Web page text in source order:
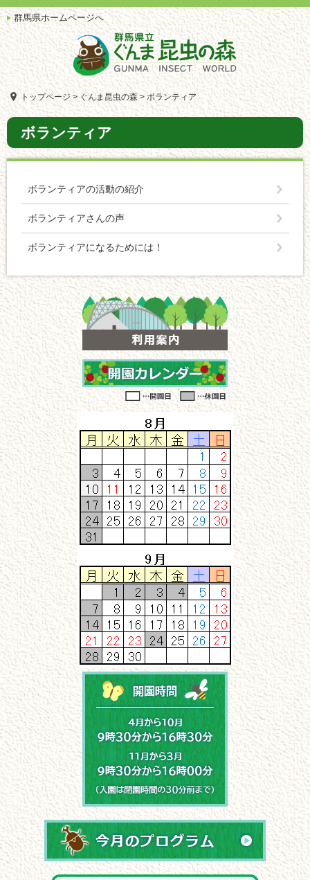
ペ
ー
ジ
の
す。
メ
ニ
ュ
ー
し
て
本
へ
群馬県ホームページへ
トップページ > ぐんま昆虫の森 > ボランティア
本
ボランティア
ボランティアの活動の紹介
ボランティアさんの声
ボランティアになるためには！